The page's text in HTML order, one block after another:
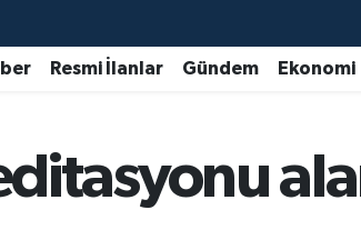
Resmi İlanlar Gündem Ekonomi